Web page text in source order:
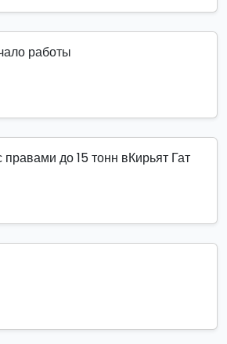
работы
до 15 тонн вКирьят Гат